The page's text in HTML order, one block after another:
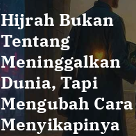
Hijrah Bukan
Tentang
Meninggalkan
Dunia, Tapi
Mengubah Cara
Menyikapinya